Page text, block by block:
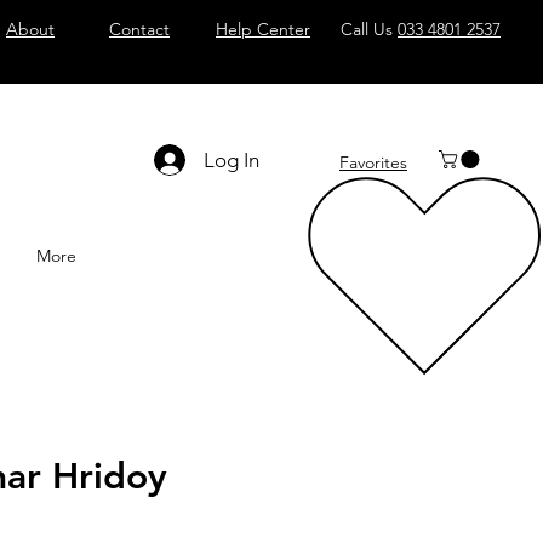
About Contact Help Center Call Us 033 4801 2537
Log In Favorites
More
Hridoy